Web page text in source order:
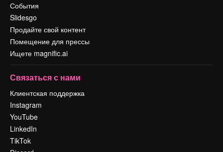
События
Slidesgo
Продайте свой контент
Помещение для прессы
Ищете magnific.ai
Связаться с нами
Клиентская поддержка
Instagram
YouTube
LinkedIn
TikTok